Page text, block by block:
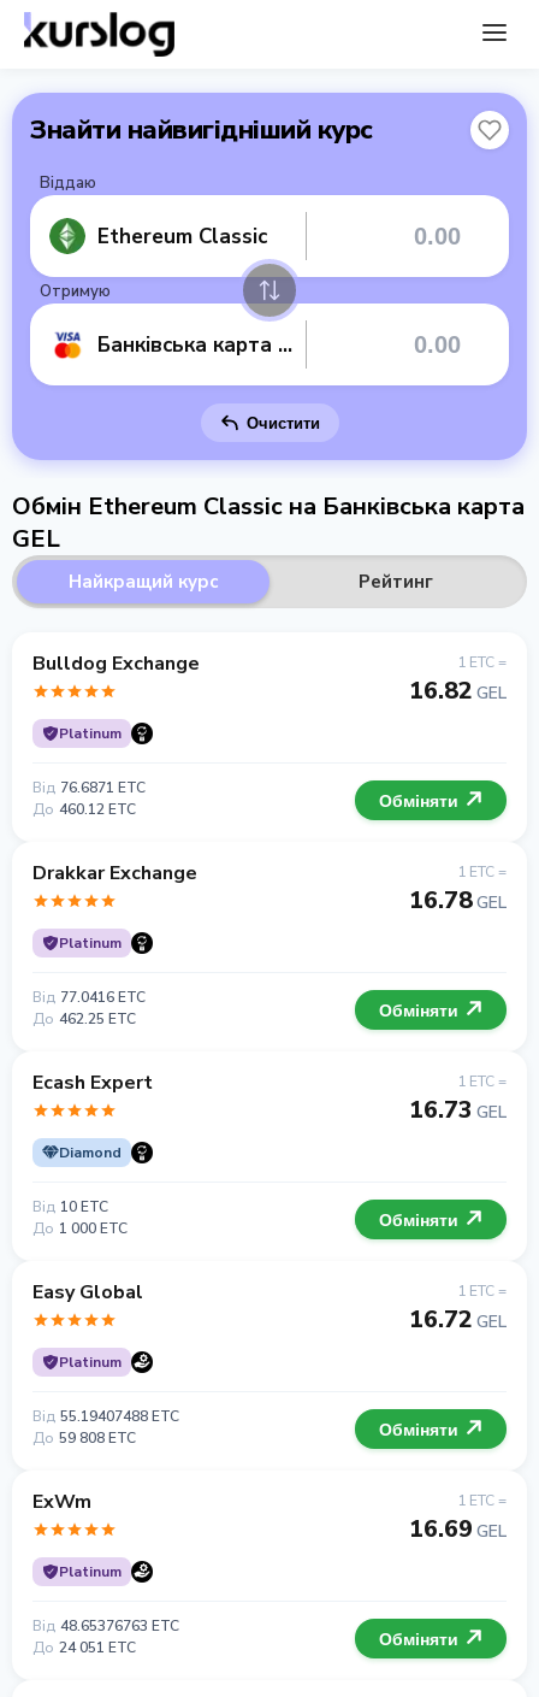
Знайти найвигідніший курс
Віддаю
Ethereum Classic
Отримую
Банківська карта GEL
Очистити
Обмін Ethereum Classic на Банківська карта
GEL
Найкращий курс Рейтинг
Bulldog Exchange
Platinum
1 ETC =
16.82 GEL
Від 76.6871 ETC
До 460.12 ETC Обміняти
Drakkar Exchange
Platinum
1 ETC =
16.78GEL
Від 77.0416 ETC
До 462.25 ETC Обміняти
Ecash Expert
Diamond
1 ETC =
16.73 GEL
Від 10 ETC
До 1 000 ETC Обміняти
Easy Global
Platinum
1 ETC =
16.72 GEL
Від 55.19407488 ETC
До 59 808 ETC Обміняти
ExWm
Platinum
1 ETC =
16.69 GEL
Від 48.65376763 ETC
До 24 051 ETC Обміняти